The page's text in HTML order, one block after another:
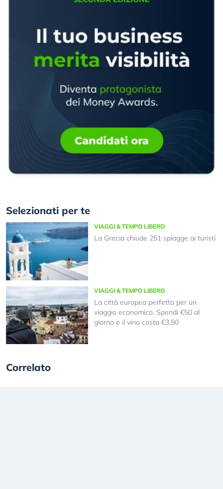
Selezionati per te
VIAGGI & TEMPO LIBERO
La Grecia chiude 251 spiagge ai turisti
VIAGGI & TEMPO LIBERO
La città europea perfetta per un
viaggio economico. Spendi €50 al
giorno e il vino costa €3,50
Correlato